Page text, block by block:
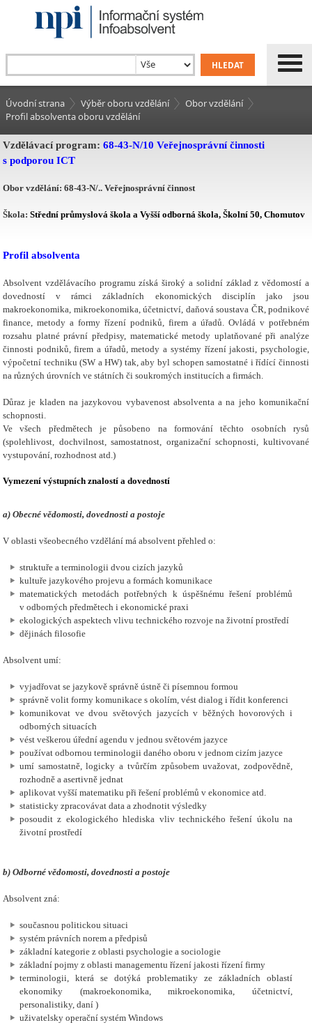
Úvodní strana Výběr oboru vzdělání
Obor vzdělání
Profil absolventa oboru vzdělání
Vzdělávací program: 68-43-N/10 Veřejnosprávní činnosti
s podporou ICT
Obor vzdělání: 68-43-N/.. Veřejnosprávní činnost
Škola: Střední průmyslová škola a Vyšší odborná škola, Školní 50, Chomutov
Profil absolventa
Absolvent vzdělávacího programu získá široký a solidní základ z vědomostí a
dovedností v rámci základních ekonomických disciplín jako jsou
makroekonomika, mikroekonomika, účetnictví, daňová soustava ČR, podnikové
finance, metody a formy řízení podniků, firem a úřadů. Ovládá v potřebném
rozsahu platné právní předpisy, matematické metody uplatňované při analýze
činnosti podniků, firem a úřadů, metody a systémy řízení jakosti, psychologie,
výpočetní techniku (SW a HW) tak, aby byl schopen samostatné i řídící činnosti
na různých úrovních ve státních či soukromých institucích a firmách.
Důraz je kladen na jazykovou vybavenost absolventa a na jeho komunikační
schopnosti.
Ve všech předmětech je působeno na formování těchto osobních rysů
(spolehlivost, dochvilnost, samostatnost, organizační schopnosti, kultivované
vystupování, rozhodnost atd.)
Vymezení výstupních znalostí a dovedností
a) Obecné vědomosti, dovednosti a postoje
V oblasti všeobecného vzdělání má absolvent přehled o:
struktuře a terminologii dvou cizích jazyků
kultuře jazykového projevu a formách komunikace
matematickýchmetodách potřebných k úspěšnému řešení problémů
v odborných předmětech i ekonomické praxi
ekologických aspektech vlivu technického rozvoje na životní prostředí
dějinách filosofie
Absolvent umí:
vyjadřovat se jazykově správně ústně či písemnou formou
správně volit formy komunikace s okolím, vést dialog i řídit konferenci
komunikovat ve dvou světových jazycích v běžných hovorových i
odborných situacích
vést veškerou úřední agendu v jednou světovém jazyce
používat odbornou terminologii daného oboru v jednom cizím jazyce
umí samostatně, logicky a tvůrčím způsobem uvažovat, zodpovědně,
rozhodně a asertivně jednat
aplikovat vyšší matematiku při řešení problémů v ekonomice atd.
statisticky zpracovávat data a zhodnotit výsledky
posoudit z ekologického hlediska vliv technického řešení úkolu na
životní prostředí
b) Odborné vědomosti, dovednosti a postoje
Absolvent zná:
současnou politickou situaci
systém právních norem a předpisů
základní kategorie z oblasti psychologie a sociologie
základní pojmy z oblasti managementu řízení jakosti řízení firmy
terminologii, která se dotýká problematiky ze základních oblastí
ekonomiky (makroekonomika, mikroekonomika, účetnictví,
personalistiky, daní )
uživatelsky operační systém Windows